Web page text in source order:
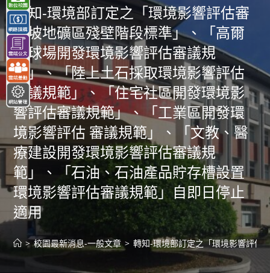
容 轉知-環境部訂定之「環境影響評估審
查坡地礦區殘壁階段標準」、「高爾
夫球場開發環境影響評估審議規
範」、「陸上土石採取環境影響評估
審議規範」、「住宅社區開發環境影
響評估審議規範」、「工業區開發環
境影響評估 審議規範」、「文教、醫
療建設開發環境影響評估審議規
範」、「石油、石油產品貯存槽設置
環境影響評估審議規範」自即日停止
適用
> 校園最新消息-一般文章 > 轉知-環境部訂定之「環境影響評估